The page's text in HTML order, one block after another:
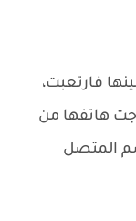
فارتعبت،
هاتفها من
المتصل